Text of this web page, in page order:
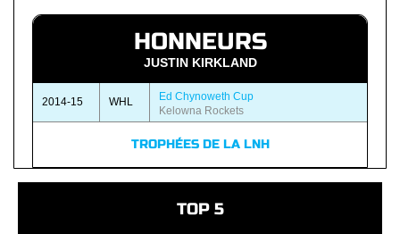
HONNEURS
JUSTIN KIRKLAND
2014-15 WHL
Ed Chynoweth Cup
Kelowna Rockets
TROPHÉES DE LA LNH
TOP 5